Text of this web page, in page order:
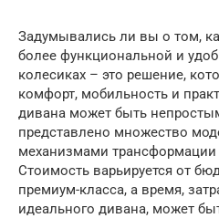
Задумывались ли вы о том,
более функциональной и
колесиках – это решение,
комфорт, мобильность и
дивана может быть
представлено множество
механизмами
Стоимость варьируется от
премиум-класса, а время,
идеального дивана, может